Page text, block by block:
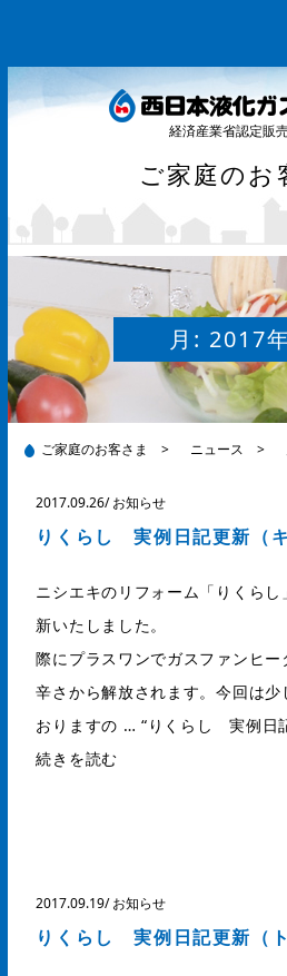
経済産業省認定販
ご家庭のお
月: 2017
ご家庭のお客さま > ニュース >
2017.09.26/お知らせ
りくらし 実例日記更新（キ
ニシエキのリフォーム「りくら
新いたしました。 キッ
際にプラスワンでガスファンヒー
辛さから解放されます。今回は
おりますの …“りくらし 実例日
続きを読む
2017.09.19/お知らせ
りくらし 実例日記更新（ト